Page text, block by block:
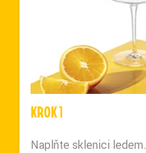
KROK 1
Naplňte sklenici ledem.